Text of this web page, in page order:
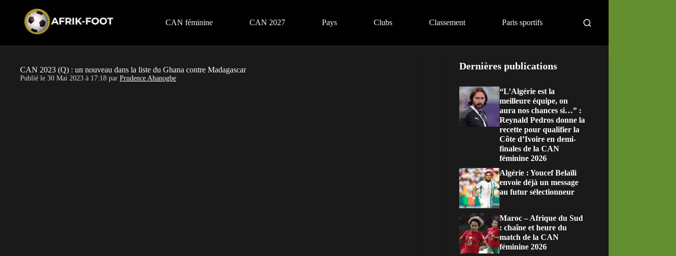
CAN féminine CAN 2027 Pays Clubs Classement Paris sportifs
CAN 2023 (Q) : un nouveau dans la liste du Ghana contre Madagascar
Publié le 30 Mai 2023 à 17:18 par Prudence Ahanogbe
Dernières publications
“L’Algérie est la
meilleure équipe, on
aura nos chances si…” :
Reynald Pedros donne la
recette pour qualifier la
Côte d’Ivoire en demi-
finales de la CAN
féminine 2026
Algérie : Youcef Belaïli
envoie déjà un message
au futur sélectionneur
Maroc – Afrique du Sud
: chaîne et heure du
match de la CAN
féminine 2026